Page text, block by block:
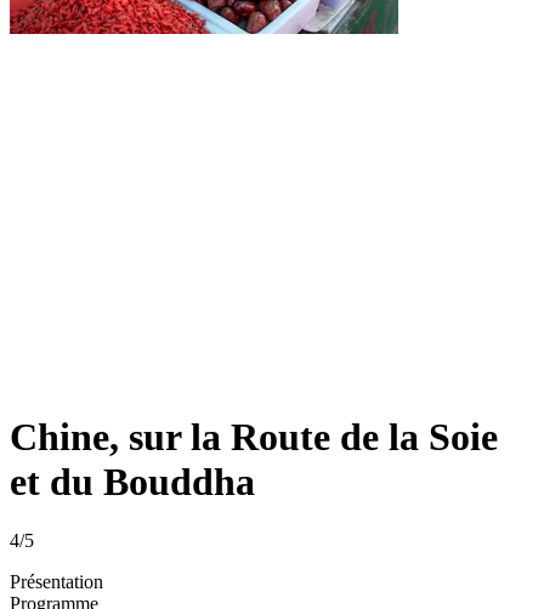
Chine, sur la Route de la Soie
et du Bouddha
4/5
Présentation
Programme